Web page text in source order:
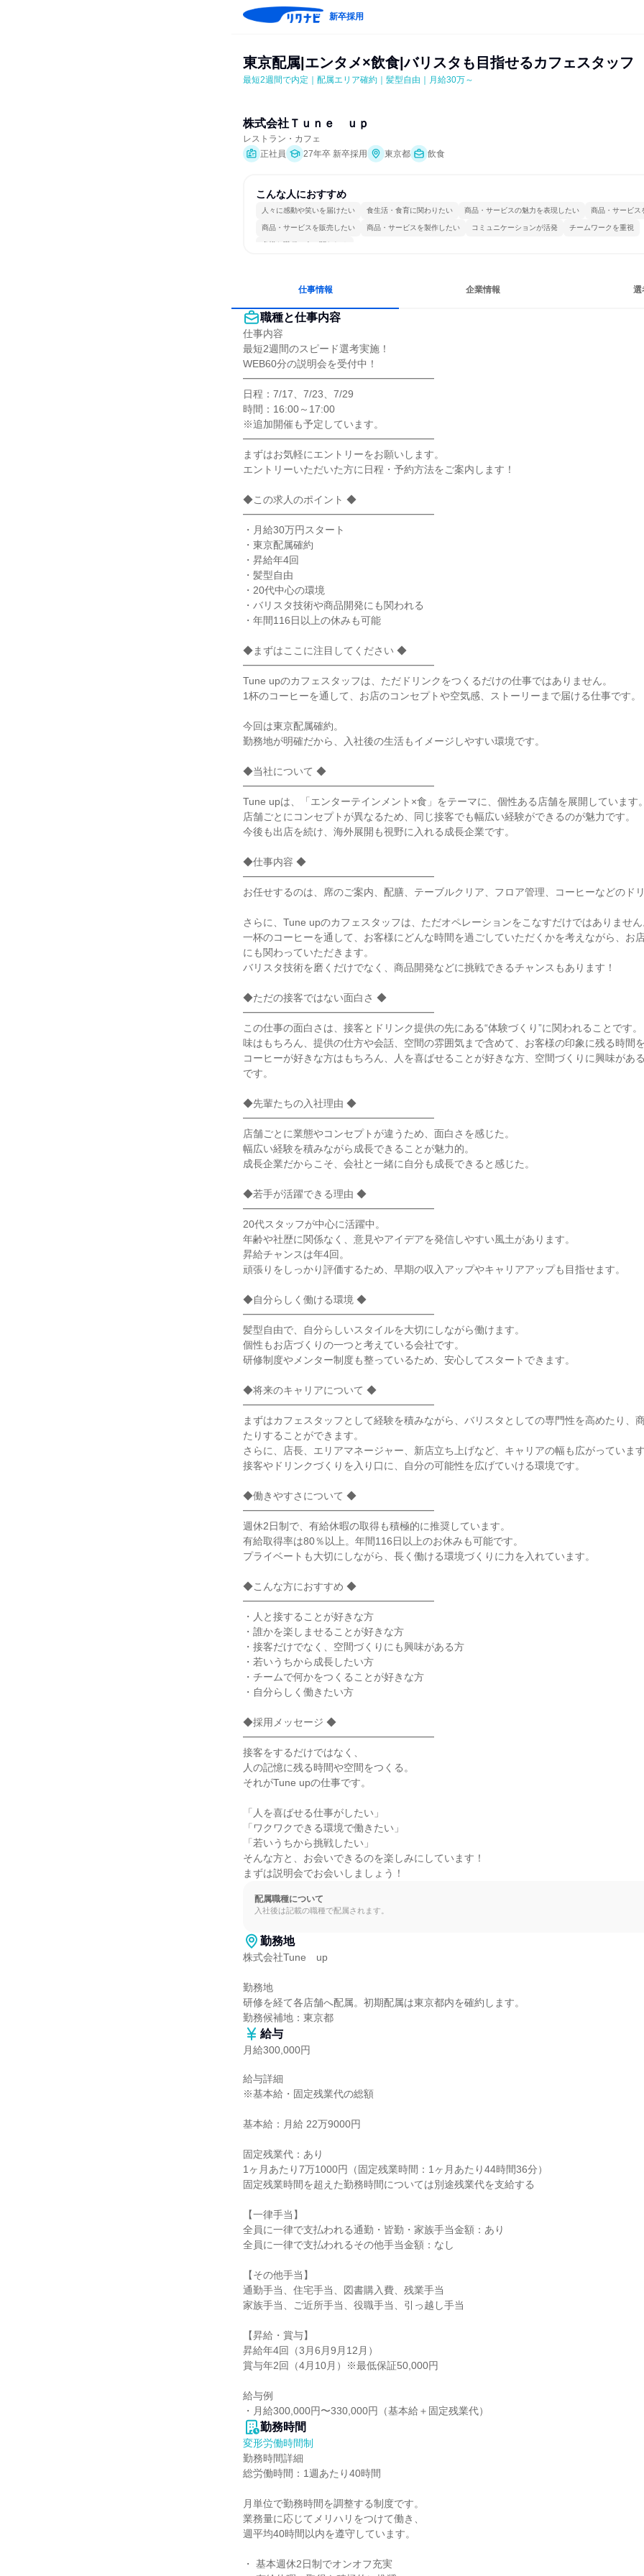
新卒採用
東京配属|エンタメ×飲食|バリスタも目指せるカフェスタッフ
最短2週間で内定｜配属エリア確約｜髪型自由｜月給30万～
株式会社Ｔｕｎｅ　ｕｐ
レストラン・カフェ
正社員
27年卒 新卒採用 東京都 飲食
こんな人におすすめ
人々に感動や笑いを届けたい 食生活・食育に関わりたい 商品・サービスの魅力を表現したい 商品・サービス
商品・サービスを販売したい 商品・サービスを製作したい コミュニケーションが活発 チームワークを重視
多様な職種の人と関われる
仕事情報 企業情報 選
職種と仕事内容
仕事内容
最短2週間のスピード選考実施！
WEB60分の説明会を受付中！
━━━━━━━━━━━━━━━━━━━
日程：7/17、7/23、7/29
時間：16:00～17:00
※追加開催も予定しています。
━━━━━━━━━━━━━━━━━━━
まずはお気軽にエントリーをお願いします。
エントリーいただいた方に日程・予約方法をご案内します！
◆この求人のポイント ◆
━━━━━━━━━━━━━━━━━━━
・月給30万円スタート
・東京配属確約
・昇給年4回
・髪型自由
・20代中心の環境
・バリスタ技術や商品開発にも関われる
・年間116日以上の休みも可能
◆まずはここに注目してください ◆
━━━━━━━━━━━━━━━━━━━
Tune upのカフェスタッフは、ただドリンクをつくるだけの仕事ではありません。
1杯のコーヒーを通して、お店のコンセプトや空気感、ストーリーまで届ける仕事です。
今回は東京配属確約。
勤務地が明確だから、入社後の生活もイメージしやすい環境です。
◆当社について ◆
━━━━━━━━━━━━━━━━━━━
Tune upは、「エンターテインメント×食」をテーマに、個性ある店舗を展開しています。
店舗ごとにコンセプトが異なるため、同じ接客でも幅広い経験ができるのが魅力です。
今後も出店を続け、海外展開も視野に入れる成長企業です。
◆仕事内容 ◆
━━━━━━━━━━━━━━━━━━━
お任せするのは、席のご案内、配膳、テーブルクリア、フロア管理、コーヒーなどのドリ
さらに、Tune upのカフェスタッフは、ただオペレーションをこなすだけではありません
一杯のコーヒーを通して、お客様にどんな時間を過ごしていただくかを考えながら、お
にも関わっていただきます。
バリスタ技術を磨くだけでなく、商品開発などに挑戦できるチャンスもあります！
◆ただの接客ではない面白さ ◆
━━━━━━━━━━━━━━━━━━━
この仕事の面白さは、接客とドリンク提供の先にある“体験づくり”に関われることです。
味はもちろん、提供の仕方や会話、空間の雰囲気まで含めて、お客様の印象に残る時間を
コーヒーが好きな方はもちろん、人を喜ばせることが好きな方、空間づくりに興味があ
です。
◆先輩たちの入社理由 ◆
━━━━━━━━━━━━━━━━━━━
店舗ごとに業態やコンセプトが違うため、面白さを感じた。
幅広い経験を積みながら成長できることが魅力的。
成長企業だからこそ、会社と一緒に自分も成長できると感じた。
◆若手が活躍できる理由 ◆
━━━━━━━━━━━━━━━━━━━
20代スタッフが中心に活躍中。
年齢や社歴に関係なく、意見やアイデアを発信しやすい風土があります。
昇給チャンスは年4回。
頑張りをしっかり評価するため、早期の収入アップやキャリアアップも目指せます。
◆自分らしく働ける環境 ◆
━━━━━━━━━━━━━━━━━━━
髪型自由で、自分らしいスタイルを大切にしながら働けます。
個性もお店づくりの一つと考えている会社です。
研修制度やメンター制度も整っているため、安心してスタートできます。
◆将来のキャリアについて ◆
━━━━━━━━━━━━━━━━━━━
まずはカフェスタッフとして経験を積みながら、バリスタとしての専門性を高めたり、
たりすることができます。
さらに、店長、エリアマネージャー、新店立ち上げなど、キャリアの幅も広がっています
接客やドリンクづくりを入り口に、自分の可能性を広げていける環境です。
◆働きやすさについて ◆
━━━━━━━━━━━━━━━━━━━
週休2日制で、有給休暇の取得も積極的に推奨しています。
有給取得率は80％以上。年間116日以上のお休みも可能です。
プライベートも大切にしながら、長く働ける環境づくりに力を入れています。
◆こんな方におすすめ ◆
━━━━━━━━━━━━━━━━━━━
・人と接することが好きな方
・誰かを楽しませることが好きな方
・接客だけでなく、空間づくりにも興味がある方
・若いうちから成長したい方
・チームで何かをつくることが好きな方
・自分らしく働きたい方
◆採用メッセージ ◆
━━━━━━━━━━━━━━━━━━━
接客をするだけではなく、
人の記憶に残る時間や空間をつくる。
それがTune upの仕事です。
「人を喜ばせる仕事がしたい」
「ワクワクできる環境で働きたい」
「若いうちから挑戦したい」
そんな方と、お会いできるのを楽しみにしています！
まずは説明会でお会いしましょう！
配属職種について
入社後は記載の職種で配属されます。
勤務地
株式会社Tune　up
勤務地
研修を経て各店舗へ配属。初期配属は東京都内を確約します。
勤務候補地：東京都
給与
月給300,000円
給与詳細
※基本給・固定残業代の総額
基本給：月給 22万9000円
固定残業代：あり
1ヶ月あたり7万1000円（固定残業時間：1ヶ月あたり44時間36分）
固定残業時間を超えた勤務時間については別途残業代を支給する
【一律手当】
全員に一律で支払われる通勤・皆勤・家族手当金額：あり
全員に一律で支払われるその他手当金額：なし
【その他手当】
通勤手当、住宅手当、図書購入費、残業手当
家族手当、ご近所手当、役職手当、引っ越し手当
【昇給・賞与】
昇給年4回（3月6月9月12月）
賞与年2回（4月10月）※最低保証50,000円
給与例
・月給300,000円〜330,000円（基本給＋固定残業代）
勤務時間
変形労働時間制
勤務時間詳細
総労働時間：1週あたり40時間
月単位で勤務時間を調整する制度です。
業務量に応じてメリハリをつけて働き、
週平均40時間以内を遵守しています。
・ 基本週休2日制でオンオフ充実